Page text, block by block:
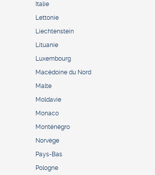
Italie
Lettonie
Liechtenstein
Lituanie
Luxembourg
Macédoine du Nord
Malte
Moldavie
Monaco
Monténégro
Norvège
Pays-Bas
Pologne